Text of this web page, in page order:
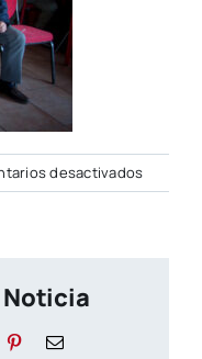
desactivadosen
PinterestCorreo